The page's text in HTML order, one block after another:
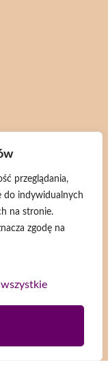
przeglądania,
do indywidualnych
na stronie.
zgodę na